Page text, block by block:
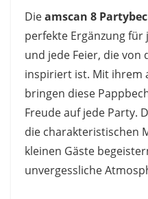
Dieamscan 8
perfekte Ergänzung
und jede Feier, die
inspiriert ist. Mit ihrem
bringen diese
Freude auf jede Party.
die charakteristischen
kleinen Gäste
unvergessliche